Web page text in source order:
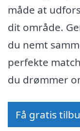
måde at
dit område.
du nemt
perfekte
du drømmer
Få gratis